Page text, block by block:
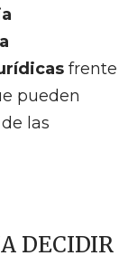
frente
pueden
las
DECIDIR